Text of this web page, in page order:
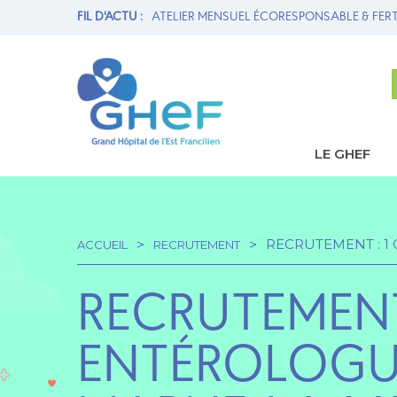
FIL D'ACTU :
MATERNITÉ ET ATELIER MENSUEL ÉCORESPONSABLE &
LE GHEF
Fil
d'Ariane
ACCUEIL RECRUTEMENT RECRUTEMENT :